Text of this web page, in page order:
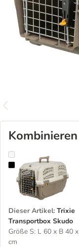
Trixie Transportbox
Dieser Artikel: Trixie
Transportbox Skudo
Größe S: L 60 x B 40
cm